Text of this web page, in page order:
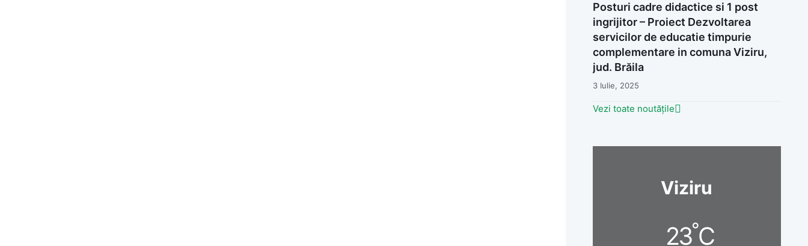
Posturi cadre didactice si 1 post
ingrijitor – Proiect Dezvoltarea
servicilor de educatie timpurie
complementare in comuna Viziru,
jud. Brăila
3 Iulie, 2025
Vezi toate noutățile
Viziru
23°C